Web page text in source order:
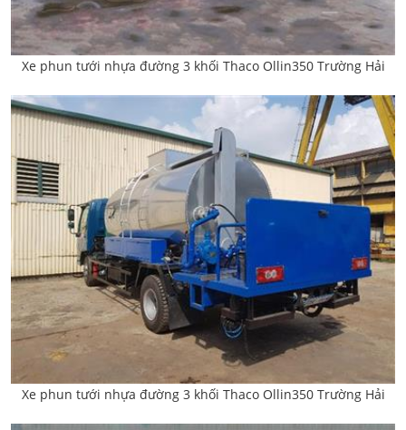
Xe phun tưới nhựa đường 3 khối Thaco Ollin350 Trường Hải
Xe phun tưới nhựa đường 3 khối Thaco Ollin350 Trường Hải